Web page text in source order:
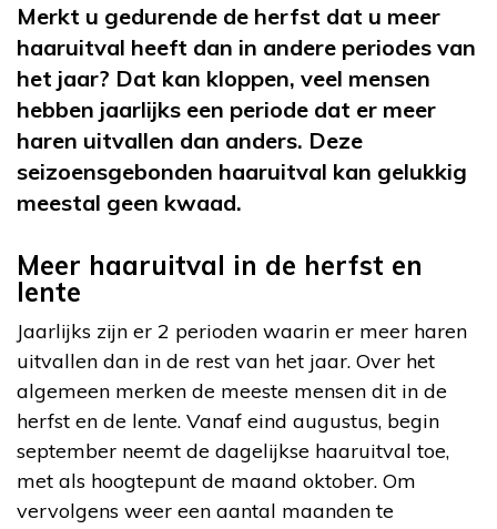
Merkt u gedurende de herfst dat u meer
haaruitval heeft dan in andere periodes van
het jaar? Dat kan kloppen, veel mensen
hebben jaarlijks een periode dat er meer
haren uitvallen dan anders. Deze
seizoensgebonden haaruitval kan gelukkig
meestal geen kwaad.
Meer haaruitval in de herfst en
lente
Jaarlijks zijn er 2 perioden waarin er meer haren
uitvallen dan in de rest van het jaar. Over het
algemeen merken de meeste mensen dit in de
herfst en de lente. Vanaf eind augustus, begin
september neemt de dagelijkse haaruitval toe,
met als hoogtepunt de maand oktober. Om
vervolgens weer een aantal maanden te